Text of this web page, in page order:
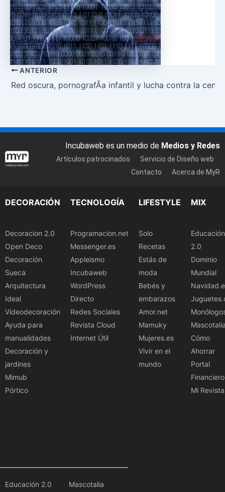
ANTERIOR
Red oscura, pornografÃ­a infantil y lucha contra la
Incubaweb es un medio de Medios y Redes
Artículos patrocinados
Servicio de Diseño web
Contacto
Acerca de MyR
DECORACIÓN
Decoracion 2.0
Open Deco
Decoración
Sueca
Arquitectura
Ideal
Videodecoración
Ayuda para
manualidades
Decoración y
jardines
Mimub
Pórtico
TECNOLOGÍA
Programacion.net
Messenger.es
Appleismo
Incubaweb
WordPress
Directo
Redes Sociales
Revista Cloud
Internet Útil
LIFESTYLE
Solo
Recetas
Estás de
moda
Bebés y
embarazos
Amor.net
Mamuky
Mujeres.es
Vivir en el
mundo
MIX
Educación
2.0
Dominio
Mundial
Cómo
Ahorrar
Portal
Financiero
Mi Revista
Educación 2.0
Mascotalia